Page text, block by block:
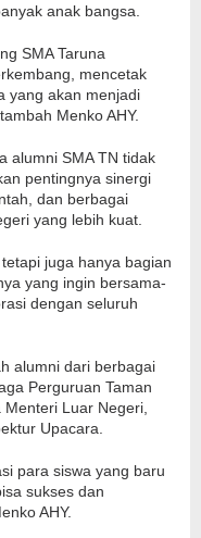
anak bangsa.
SMA Taruna
mencetak
yang akan menjadi
Menko AHY.
alumni SMA TN tidak
pentingnya sinergi
dan berbagai
yang lebih kuat.
juga hanya bagian
yang ingin bersama-
dengan seluruh
alumni dari berbagai
Perguruan Taman
Luar Negeri,
Upacara.
para siswa yang baru
sukses dan
AHY.